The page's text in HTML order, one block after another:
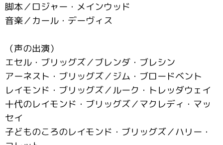
脚本／ロジャー・メインウッド
音楽／カール・デーヴィス
（声の出演）
エセル・ブリッグズ／ブレンダ・ブレシン
アーネスト・ブリッグズ／ジム・ブロードベント
レイモンド・ブリッグズ／ルーク・トレッダウェイ
十代のレイモンド・ブリッグズ／マクレディ・マッ
セイ
子どものころのレイモンド・ブリッグズ／ハリー・